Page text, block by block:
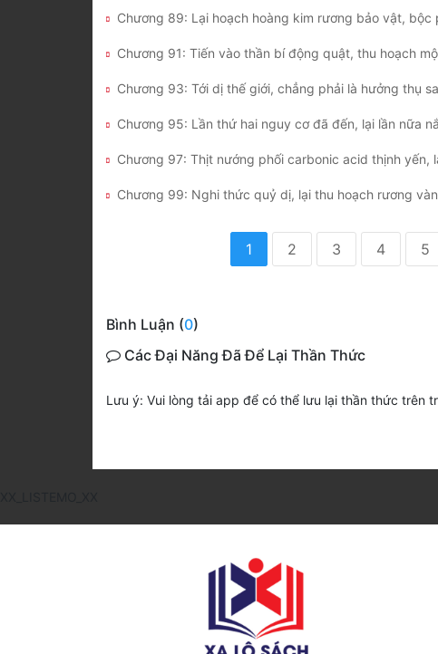
Chương 93: Tới dị thế giới, chẳng phải là hưởng thụ
1 2 3 4 5
Bình Luận (0)
Các Đại Năng Đã Để Lại Thần Thức
Lưu ý: Vui lòng tải app để có thể lưu lại thần thức trên